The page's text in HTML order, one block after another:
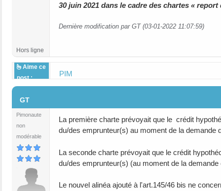
30 juin 2021 dans le cadre des chartes «
Dernière modification par GT (03-01-2022 11:07:59)
Hors ligne
Aime ce
post :
PIM
GT
Pimonaute
non
modérable
La première charte prévoyait que le crédit
du/des emprunteur(s) au moment de la demande
La seconde charte prévoyait que le crédit
du/des emprunteur(s) (au moment de la
Le nouvel alinéa ajouté à l'art.145/46 bis ne